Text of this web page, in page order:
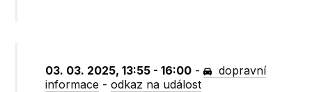
03. 03. 2025, 13:55 - 16:00 -
dopravní
informace -odkaz na událost